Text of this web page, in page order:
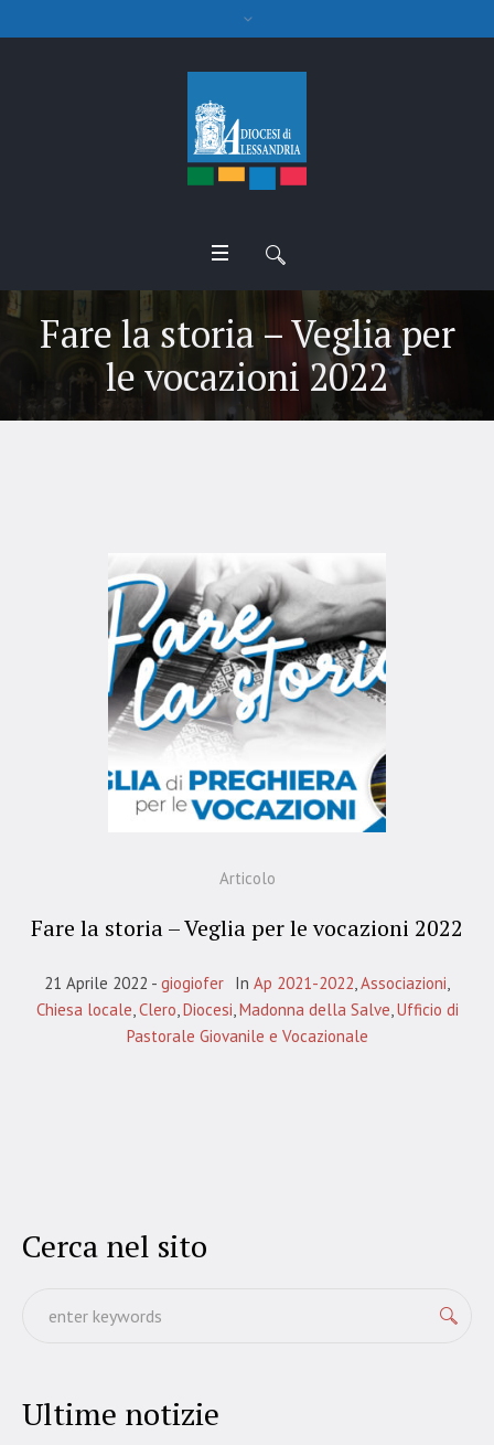
Fare la storia – Veglia per
le vocazioni 2022
Articolo
Fare la storia – Veglia per le vocazioni 2022
21 Aprile 2022 giogiofer In Ap 2021-2022 Associazioni
Chiesa locale Clero Diocesi Madonna della Salve Ufficio di
Pastorale Giovanile e Vocazionale
Cerca nel sito
Ultime notizie